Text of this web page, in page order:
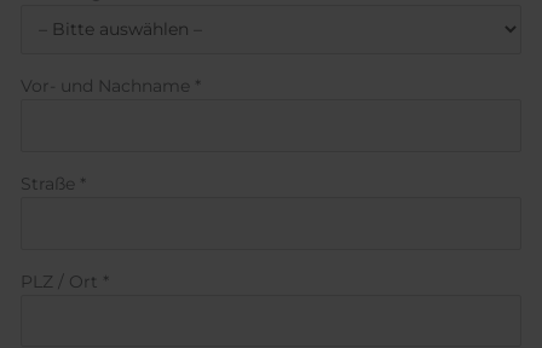
Vor- und Nachname *
Straße *
PLZ / Ort *